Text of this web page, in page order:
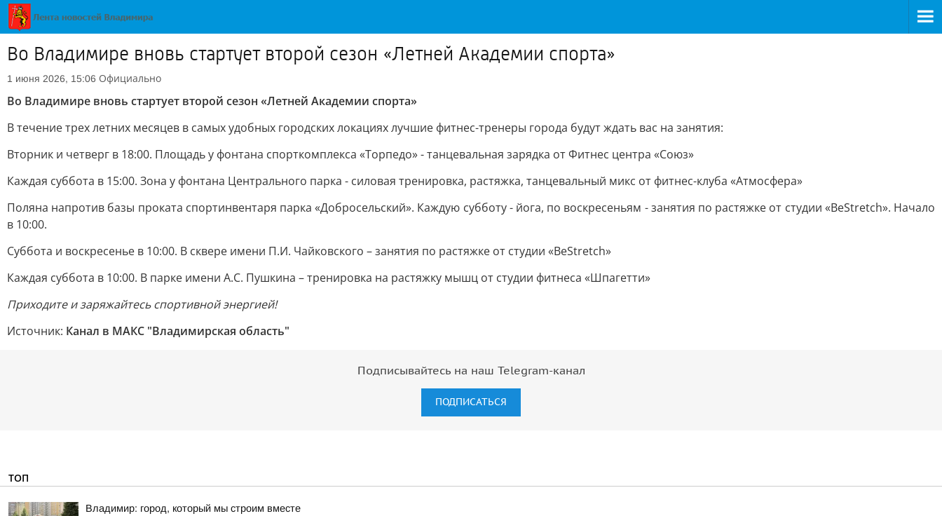
Во Владимире вновь стартует второй сезон «Летней Академии спорта»
1 июня 2026, 15:06 Официально
Во Владимире вновь стартует второй сезон «Летней Академии спорта»
В течение трех летних месяцев в самых удобных городских локациях лучшие фитнес-тренеры города будут ждать вас на занятия:
Вторник и четверг в 18:00. Площадь у фонтана спорткомплекса «Торпедо» - танцевальная зарядка от Фитнес центра «Союз»
Каждая суббота в 15:00. Зона у фонтана Центрального парка - силовая тренировка, растяжка, танцевальный микс от фитнес-клуба «Атмосфера»
Поляна напротив базы проката спортинвентаря парка «Добросельский». Каждую субботу - йога, по воскресеньям - занятия по растяжке от студии «BeStretch». Начало
в 10:00.
Суббота и воскресенье в 10:00. В сквере имени П.И. Чайковского – занятия по растяжке от студии «BeStretch»
Каждая суббота в 10:00. В парке имени А.С. Пушкина – тренировка на растяжку мышц от студии фитнеса «Шпагетти»
Приходите и заряжайтесь спортивной энергией!
Источник: Канал в МАКС "Владимирская область"
Подписывайтесь на наш Telegram-канал
ПОДПИСАТЬСЯ
ТОП
Владимир: город, который мы строим вместе